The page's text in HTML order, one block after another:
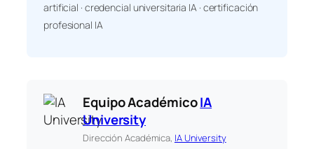
artificial · credencial universitaria IA · certificación
profesional IA
Equipo AcadémicoIA
University
Dirección Académica, IA University